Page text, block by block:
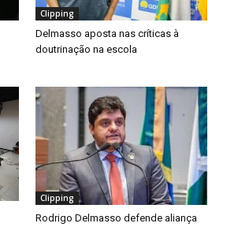
Clipping
Delmasso aposta nas críticas à
doutrinação na escola
Clipping
Rodrigo Delmasso defende aliança